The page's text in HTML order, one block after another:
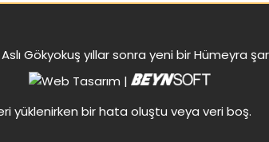
Aslı Gökyokuş yıllar sonra yeni bir Hümeyra
|
yüklenirken bir hata oluştu veya veri boş.